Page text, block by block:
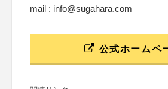
mail : info@sugahara.com
公式ホームペ